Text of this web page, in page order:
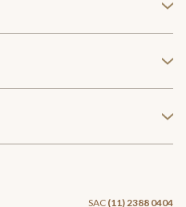
+
+
+
SAC (11) 2388 0404